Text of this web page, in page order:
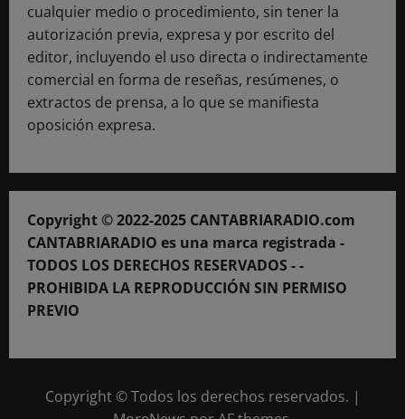
cualquier medio o procedimiento, sin tener la
autorización previa, expresa y por escrito del
editor, incluyendo el uso directa o indirectamente
comercial en forma de reseñas, resúmenes, o
extractos de prensa, a lo que se manifiesta
oposición expresa.
Copyright © 2022-2025 CANTABRIARADIO.com
CANTABRIARADIO es una marca registrada -
TODOS LOS DERECHOS RESERVADOS - -
PROHIBIDA LA REPRODUCCIÓN SIN PERMISO
PREVIO
Copyright © Todos los derechos reservados. |